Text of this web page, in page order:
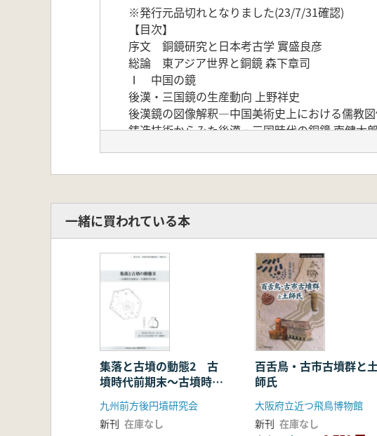
※発行元品切れとなりました(23/7/31確認)
【目次】
序文 銅鏡研究と日本考古学 實盛良彦
総論 東アジア世界と銅鏡 森下章司
Ⅰ 中国の鏡
後漢・三国鏡の生産動向 上野祥史
後漢鏡の図像解釈―中国美術史上における儒教
鋳造技術からみた後漢・三国時代の銅鏡 南健太
倭における鏡の製作 加藤一郎
倭鏡に見る「王権のコントロール」 林正憲
Ⅲ 三角縁神獣鏡と関連の鏡
黒塚古墳三角縁神獣鏡の鋳上がりと切削研磨の
画文帯神獣鏡の生産 村瀨陸
華北東部の銅鏡をめぐる諸問題 馬渕一輝
斜縁鏡群と三角縁神獣鏡 實盛良彦
Ⅳ 銅鏡から歴史を読む
新見東呉尚方鏡試考 朱棒/藤井康隆(訳・解題)
二・三・四世紀の土器と鏡―土器の併行関係と
日本列島における銅鏡の流通と政治権力―二～四
跋文 銅鏡から読み解く二・三・四世紀の東アジ
一緒に買われている本
集落と古墳の動態2 古
墳時代前期末〜古墳時代
中期
九州前方後円墳研究会
新刊 在庫なし
百舌鳥・古市古墳群と
師氏
大阪府立近つ飛鳥博物館
新刊 在庫なし